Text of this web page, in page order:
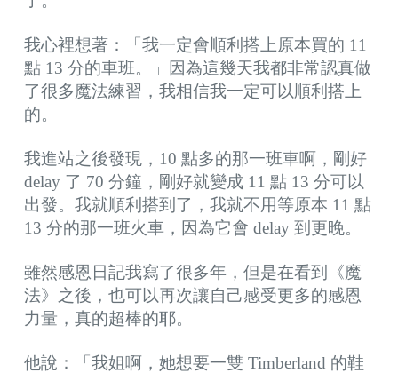
我心裡想著：「我一定會順利搭上原本買的 11
點 13 分的車班。」因為這幾天我都非常認真做
了很多魔法練習，我相信我一定可以順利搭上
的。
我進站之後發現，10 點多的那一班車啊，剛好
delay 了 70 分鐘，剛好就變成 11 點 13 分可以
出發。我就順利搭到了，我就不用等原本 11 點
13 分的那一班火車，因為它會 delay 到更晚。
雖然感恩日記我寫了很多年，但是在看到《魔
法》之後，也可以再次讓自己感受更多的感恩
力量，真的超棒的耶。
他說：「我姐啊，她想要一雙 Timberland 的鞋